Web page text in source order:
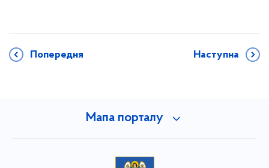
Попередня Наступна
Мапа порталу